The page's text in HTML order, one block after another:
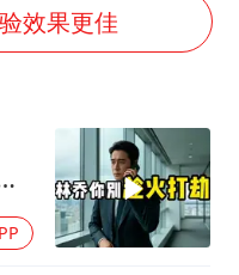
胃中取出180颗铁钉
景区回应“麦积山石窟看完需2000元”
枪口对准中国记者
奋力开创中国式现代化建设新局面
效果更佳